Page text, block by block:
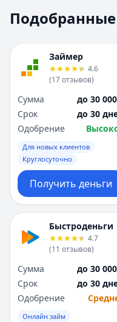
Займер
4.6
(17отзывов)
Сумма
до 30
Срок
до 30
Одобрение
Для новых клиентов
Круглосуточно
Получить деньги
Быстроденьги
4.7
(11 отзывов)
Сумма
до 30
Срок
до 30
Одобрение
Онлайн займ